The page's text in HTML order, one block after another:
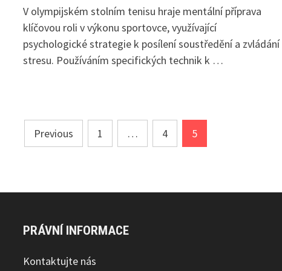
V olympijském stolním tenisu hraje mentální příprava
klíčovou roli v výkonu sportovce, využívající
psychologické strategie k posílení soustředění a zvládání
stresu. Používáním specifických technik k …
Posts
pagination
Previous 1 … 4 5
PRÁVNÍ INFORMACE
Kontaktujte nás